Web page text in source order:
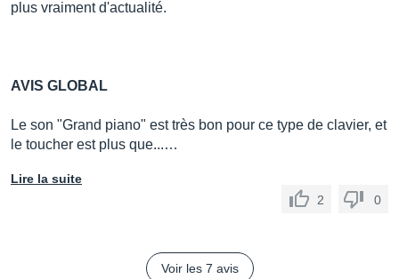
plus vraiment d'actualité.
AVIS GLOBAL
Le son "Grand piano" est très bon pour ce type de clavier, et
le toucher est plus que...…
Lire la suite
2
0
Voir les 7 avis